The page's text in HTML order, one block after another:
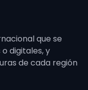
que se
digitales, y
de cada región